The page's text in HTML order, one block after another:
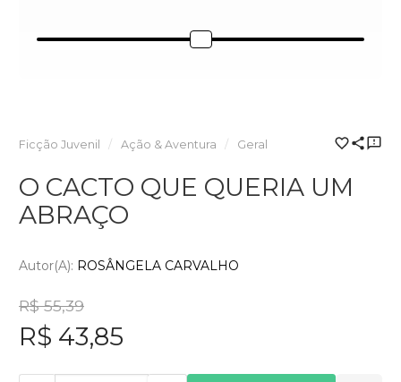
Ficção Juvenil Ação & Aventura Geral
O CACTO QUE QUERIA UM
ABRAÇO
Autor(a): ROSÂNGELA CARVALHO
R$ 55,39
R$ 43,85